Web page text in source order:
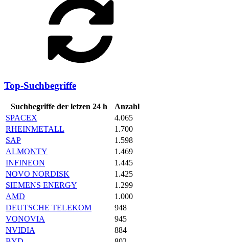
Top-Suchbegriffe
Suchbegriffe der letzen 24 h
Anzahl
SPACEX
4.065
RHEINMETALL
1.700
SAP
1.598
ALMONTY
1.469
INFINEON
1.445
NOVO NORDISK
1.425
SIEMENS ENERGY
1.299
AMD
1.000
DEUTSCHE TELEKOM
948
VONOVIA
945
NVIDIA
884